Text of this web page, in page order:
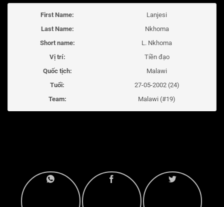
First Name:
Lanjesi
Last Name:
Nkhoma
Short name:
L. Nkhoma
Vị trí:
Tiền đạo
Quốc tịch:
Malawi
Tuổi:
27-05-2002 (24)
Team:
Malawi (#19)